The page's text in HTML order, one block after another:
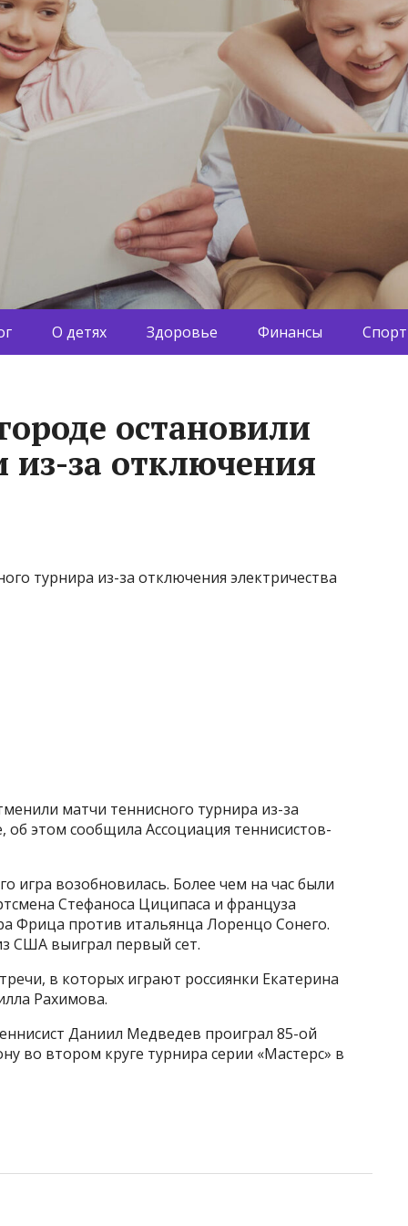
О детях Здоровье Финансы Спорт
остановили
за отключения
турнира из-за отключения электричества
матчи теннисного турнира из-за
об этом сообщила Ассоциация теннисистов-
игра возобновилась. Более чем на час были
Стефаноса Циципаса и француза
Фрица против итальянца Лоренцо Сонего.
США выиграл первый сет.
в которых играют россиянки Екатерина
Рахимова.
Даниил Медведев проиграл 85-ой
во втором круге турнира серии «Мастерс» в